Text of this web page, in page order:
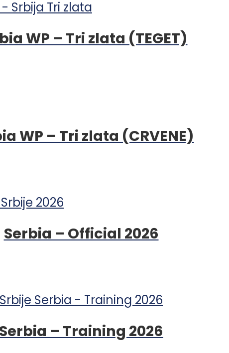
WP – Tri zlata (TEGET)
WP – Tri zlata (CRVENE)
Serbia – Official 2026
Serbia – Training 2026